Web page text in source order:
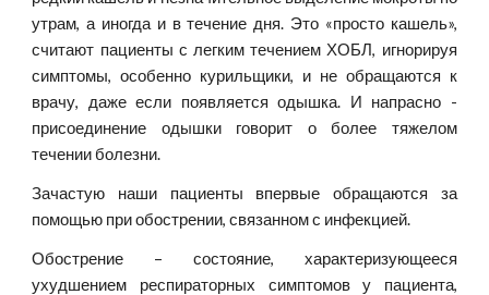
утрам, а иногда и в течение дня. Это «просто кашель»,
считают пациенты с легким течением ХОБЛ, игнорируя
симптомы, особенно курильщики, и не обращаются к
врачу, даже если появляется одышка. И напрасно -
присоединение одышки говорит о более тяжелом
течении болезни.
Зачастую наши пациенты впервые обращаются за
помощью при обострении, связанном с инфекцией.
Обострение – состояние, характеризующееся
ухудшением респираторных симптомов у пациента,